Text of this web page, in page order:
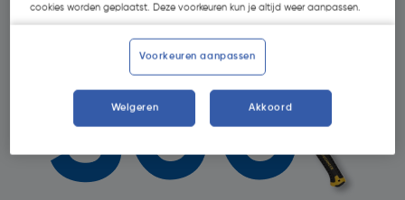
Oops!
cookies worden geplaatst. Deze voorkeuren kun je altijd weer aanpassen.
Voorkeuren aanpassen
Weigeren Akkoord